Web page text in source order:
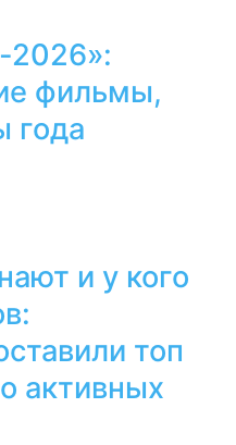
2026»:
фильмы,
года
и у кого
топ
активных